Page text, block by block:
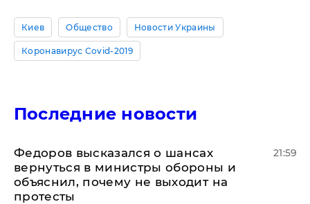
Киев Общество Новости Украины
Коронавирус Covid-2019
Последние новости
Федоров высказался о шансах
вернуться в министры обороны и
объяснил, почему не выходит на
протесты
21:59